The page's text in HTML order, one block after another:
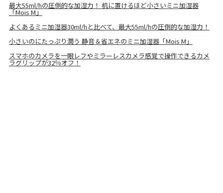
最大55ml/hの圧倒的な加湿力！ 机に置けるほど小さいミニ加湿器
「Mois M」
よくあるミニ加湿器30ml/hと比べて、最大55ml/hの圧倒的な加湿力！
小さいのにたっぷり潤う 静音＆省エネのミニ加湿器「Mois M」
スマホのカメラを一眼レフやミラーレスカメラ感覚で操作できるカメ
ラグリップが32％オフ！